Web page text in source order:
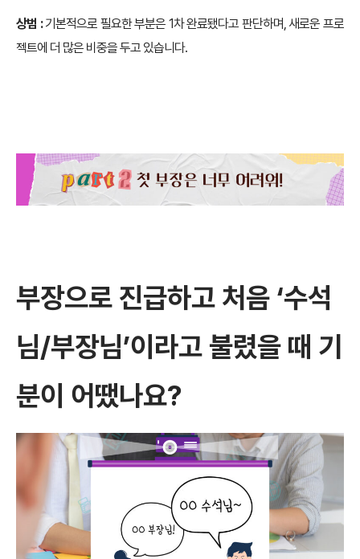
상범 :기본적으로 필요한 부분은 1차 완료됐다고 판단하며, 새로운 프로
젝트에 더 많은 비중을 두고 있습니다.
부장으로 진급하고 처음 ‘수석
님/부장님’이라고 불렸을 때 기
분이 어땠나요?